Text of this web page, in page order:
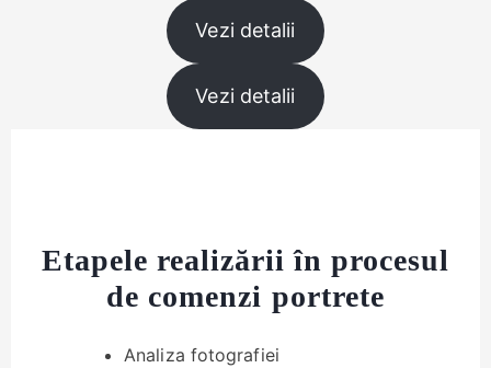
Vezi detalii
Vezi detalii
Etapele realizării în procesul
de comenzi portrete
Analiza fotografiei